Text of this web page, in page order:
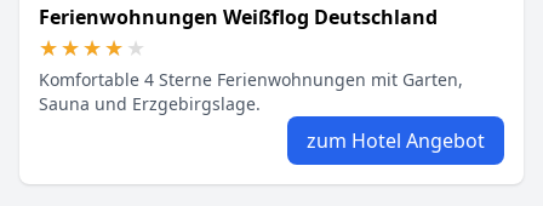
Ferienwohnungen Weißflog Deutschland
★★★★★
★★★★★
Komfortable 4 Sterne Ferienwohnungen mit Garten,
Sauna und Erzgebirgslage.
zum Hotel Angebot